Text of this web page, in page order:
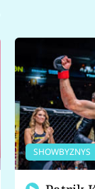
SHOWBYZNYS